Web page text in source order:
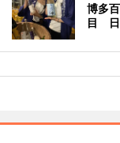
博多
目 日